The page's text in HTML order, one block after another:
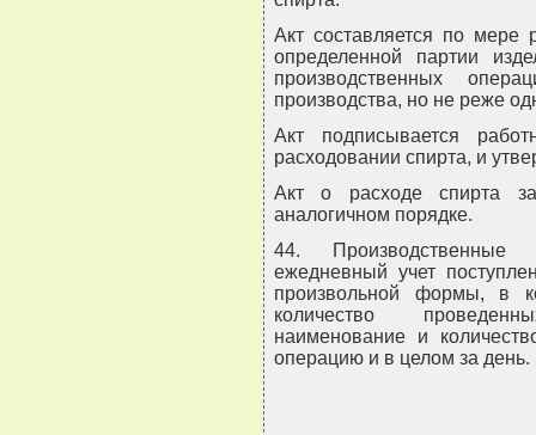
Акт составляется по мере
определенной партии
производственных
производства, но не реже
Акт подписывается
расходовании спирта, и
Акт о расходе спирта
аналогичном порядке.
44. Производственные
ежедневный учет
произвольной формы, в
количество
наименование и
операцию и в целом за день.